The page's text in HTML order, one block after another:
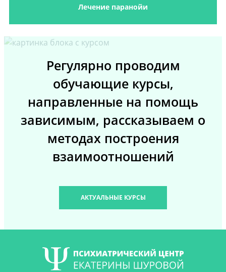
Лечение паранойи
Регулярно проводим
обучающие курсы,
направленные на помощь
зависимым, рассказываем о
методах построения
взаимоотношений
АКТУАЛЬНЫЕ КУРСЫ